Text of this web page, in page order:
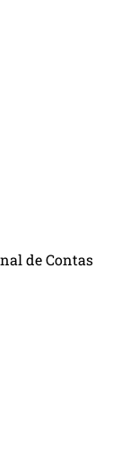
de Contas